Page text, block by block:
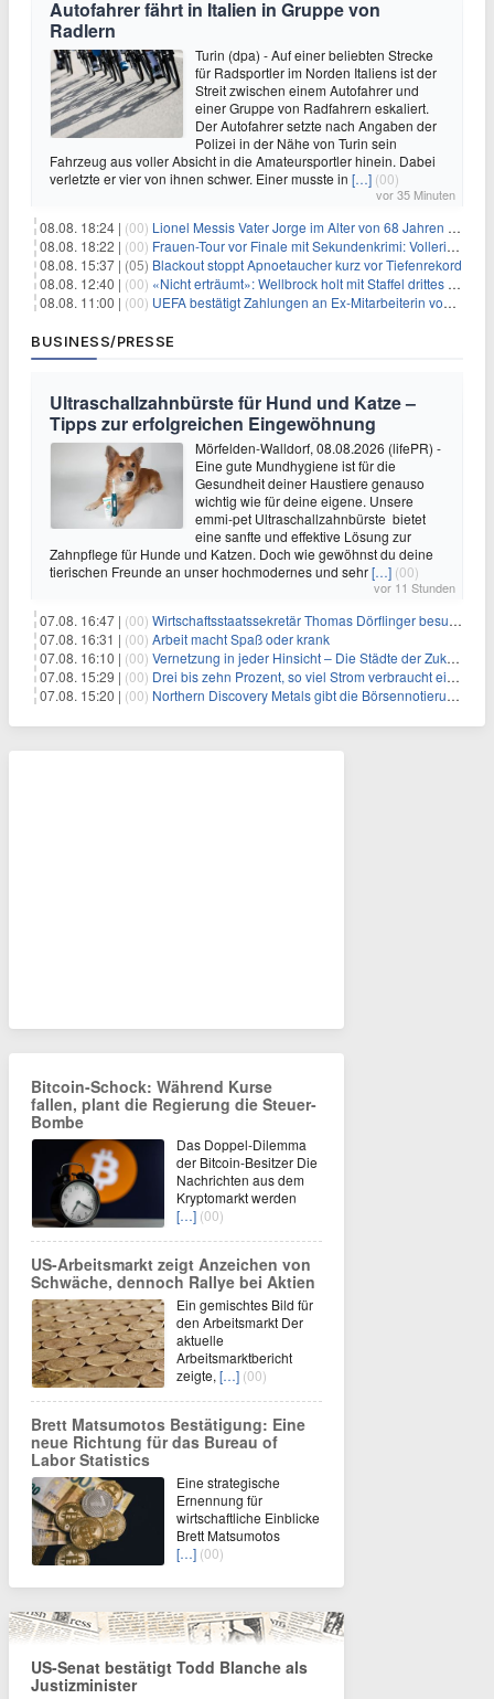
Autofahrer fährt in Italien in Gruppe von
Radlern
Turin (dpa) - Auf einer beliebten Strecke
für Radsportler im Norden Italiens ist der
Streit zwischen einem Autofahrer und
einer Gruppe von Radfahrern eskaliert.
Der Autofahrer setzte nach Angaben der
Polizei in der Nähe von Turin sein
Fahrzeug aus voller Absicht in die Amateursportler hinein. Dabei
verletzte er vier von ihnen schwer. Einer musste in […] (00)
vor 35 Minuten
08.08. 18:24 | (00) Lionel Messis Vater Jorge im Alter von 68 Jahren gestorben
08.08. 18:22 | (00) Frauen-Tour vor Finale mit Sekundenkrimi: Vollering in Gelb
08.08. 15:37 | (05) Blackout stoppt Apnoetaucher kurz vor Tiefenrekord
08.08. 12:40 | (00) «Nicht erträumt»: Wellbrock holt mit Staffel drittes EM-Gold
08.08. 11:00 | (00) UEFA bestätigt Zahlungen an Ex-Mitarbeiterin von Infantino
BUSINESS/PRESSE
Ultraschallzahnbürste für Hund und Katze –
Tipps zur erfolgreichen Eingewöhnung
Mörfelden-Walldorf, 08.08.2026 (lifePR) -
Eine gute Mundhygiene ist für die
Gesundheit deiner Haustiere genauso
wichtig wie für deine eigene. Unsere
emmi-pet Ultraschallzahnbürste bietet
eine sanfte und effektive Lösung zur
Zahnpflege für Hunde und Katzen. Doch wie gewöhnst du deine
tierischen Freunde an unser hochmodernes und sehr[…] (00)
vor 11 Stunden
07.08. 16:47 | (00) Wirtschaftsstaatssekretär Thomas Dörflinger besucht Handwerksbetrieb im Kammerbezirk Freiburg
07.08. 16:31 | (00) Arbeit macht Spaß oder krank
07.08. 16:10 | (00) Vernetzung in jeder Hinsicht – Die Städte der Zukunft sind grün-blau
07.08. 15:29 | (00) Drei bis zehn Prozent, so viel Strom verbraucht ein Aufzug im Gebäude
07.08. 15:20 | (00) Northern Discovery Metals gibt die Börsennotierung an der Frankfurter Wertpapierbörse bekannt
Bitcoin-Schock: Während Kurse
fallen, plant die Regierung die Steuer-
Bombe
Das Doppel-Dilemma
der Bitcoin-Besitzer Die
Nachrichten aus dem
Kryptomarkt werden
[…] (00)
US-Arbeitsmarkt zeigt Anzeichen von
Schwäche, dennoch Rallye bei Aktien
Ein gemischtes Bild für
den Arbeitsmarkt Der
aktuelle
Arbeitsmarktbericht
zeigte, […] (00)
Brett Matsumotos Bestätigung: Eine
neue Richtung für das Bureau of
Labor Statistics
Eine strategische
Ernennung für
wirtschaftliche Einblicke
Brett Matsumotos
[…] (00)
US-Senat bestätigt Todd Blanche als
Justizminister